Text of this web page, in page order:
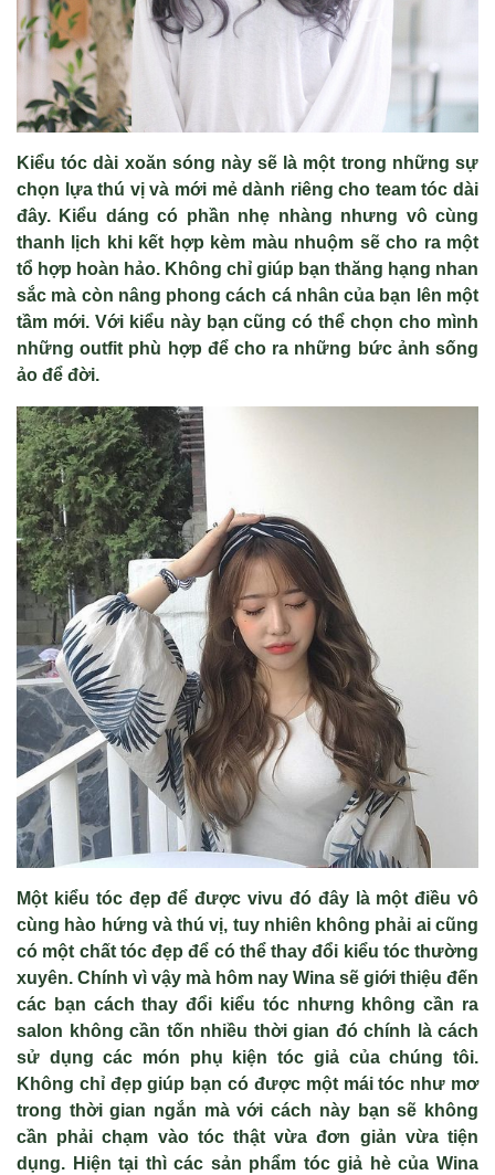
Kiểu tóc dài xoăn sóng này sẽ là một trong những sự
chọn lựa thú vị và mới mẻ dành riêng cho team tóc dài
đây. Kiểu dáng có phần nhẹ nhàng nhưng vô cùng
thanh lịch khi kết hợp kèm màu nhuộm sẽ cho ra một
tổ hợp hoàn hảo. Không chỉ giúp bạn thăng hạng nhan
sắc mà còn nâng phong cách cá nhân của bạn lên một
tầm mới. Với kiểu này bạn cũng có thể chọn cho mình
những outfit phù hợp để cho ra những bức ảnh sống
ảo để đời.
Một kiểu tóc đẹp để được vivu đó đây là một điều vô
cùng hào hứng và thú vị, tuy nhiên không phải ai cũng
có một chất tóc đẹp để có thể thay đổi kiểu tóc thường
xuyên. Chính vì vậy mà hôm nay Wina sẽ giới thiệu đến
các bạn cách thay đổi kiểu tóc nhưng không cần ra
salon không cần tốn nhiều thời gian đó chính là cách
sử dụng các món phụ kiện tóc giả của chúng tôi.
Không chỉ đẹp giúp bạn có được một mái tóc như mơ
trong thời gian ngắn mà với cách này bạn sẽ không
cần phải chạm vào tóc thật vừa đơn giản vừa tiện
dụng. Hiện tại thì các sản phẩm tóc giả hè của Wina